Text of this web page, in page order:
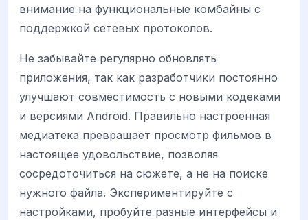
внимание на функциональные комбайны с
поддержкой сетевых протоколов.
Не забывайте регулярно обновлять
приложения, так как разработчики постоянно
улучшают совместимость с новыми кодеками
и версиями Android. Правильно настроенная
медиатека превращает просмотр фильмов в
настоящее удовольствие, позволяя
сосредоточиться на сюжете, а не на поиске
нужного файла. Экспериментируйте с
настройками, пробуйте разные интерфейсы и